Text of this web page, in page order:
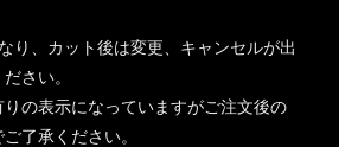
り、カット後は変更、キャンセルが出
さい。
の表示になっていますがご注文後の
了承ください。